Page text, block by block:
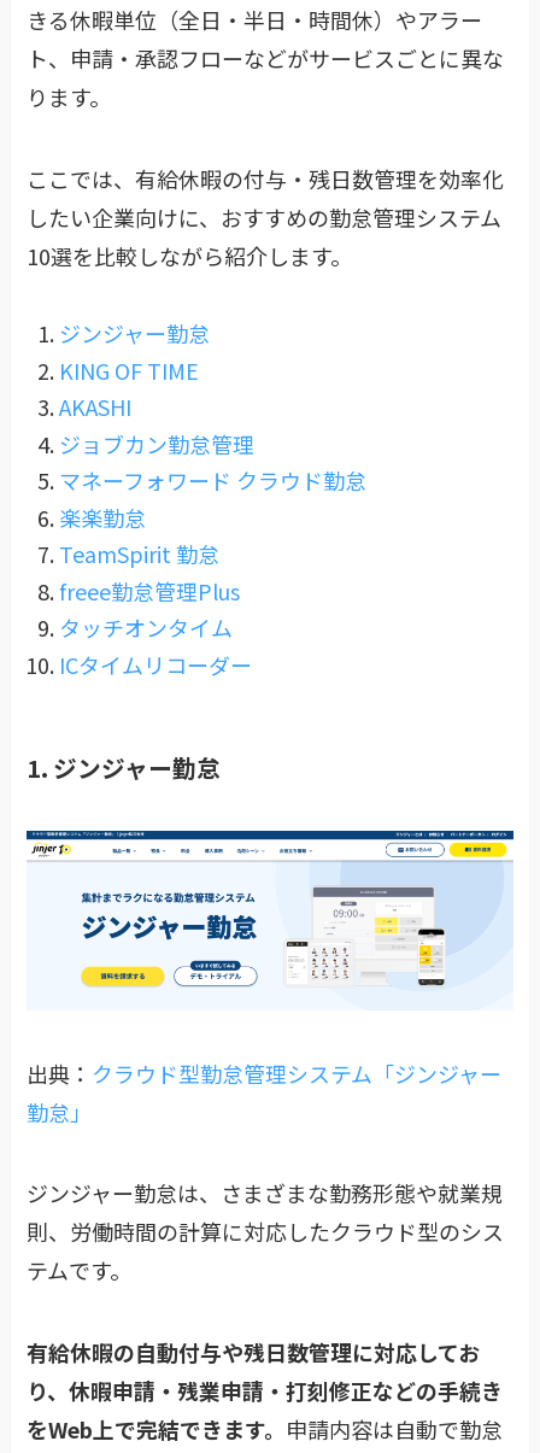
きる休暇単位（全日・半日・時間休）やアラー
ト、申請・承認フローなどがサービスごとに異な
ります。
ここでは、有給休暇の付与・残日数管理を効率化
したい企業向けに、おすすめの勤怠管理システム
10選を比較しながら紹介します。
ジンジャー勤怠
KING OF TIME
AKASHI
ジョブカン勤怠管理
マネーフォワード クラウド勤怠
楽楽勤怠
TeamSpirit 勤怠
freee勤怠管理Plus
タッチオンタイム
ICタイムリコーダー
1. ジンジャー勤怠
出典： クラウド型勤怠管理システム「ジンジャー
勤怠」
ジンジャー勤怠は、さまざまな勤務形態や就業規
則、労働時間の計算に対応​したクラウド型のシス
テムです。
有給休暇の自動付与や残日数管理に対応してお
り、休暇申請・残業申請・打刻修正などの手続き
をWeb上で完結できます。 申請内容は自動で勤怠